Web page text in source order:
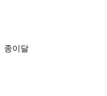
종이달